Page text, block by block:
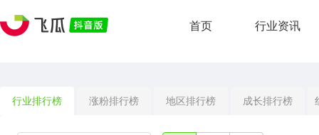
首页 行业资讯
行业排行榜 涨粉排行榜 地区排行榜 成长排行榜